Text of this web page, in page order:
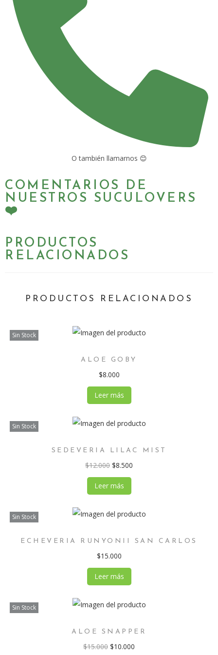
O también llamarnos 😊
COMENTARIOS DE
NUESTROS SUCULOVERS
❤️
PRODUCTOS
RELACIONADOS
PRODUCTOS RELACIONADOS
Sin Stock
ALOE GOBY
$8.000
Leer más
Sin Stock
SEDEVERIA LILAC MIST
$12.000 $8.500
Leer más
Sin Stock
ECHEVERIA RUNYONII SAN CARLOS
$15.000
Leer más
Sin Stock
ALOE SNAPPER
$15.000 $10.000